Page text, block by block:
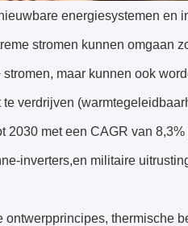
energiesystemen en
stromen kunnen omgaan
maar kunnen ook
verdrijven
2030 met een CAGR van
inverters,en militaire
thermische